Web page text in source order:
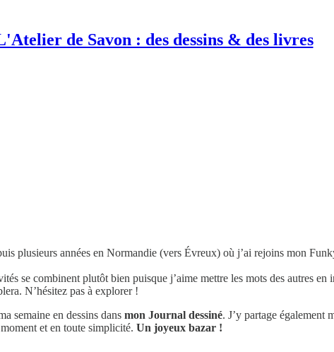
de Savon : des dessins & des livres
plusieurs années en Normandie (vers Évreux) où j’ai rejoins mon
se combinent plutôt bien puisque j’aime mettre les mots des autres
N’hésitez pas à explorer !
semaine en dessins dans mon Journal dessiné. J’y partage également
et en toute simplicité. Un joyeux bazar !